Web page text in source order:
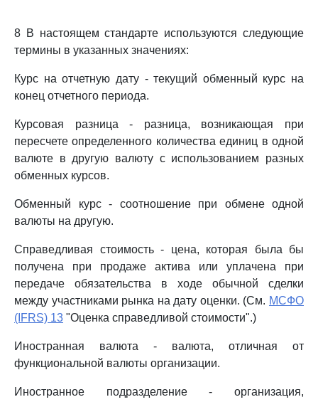
8 В настоящем стандарте используются следующие
термины в указанных значениях:
Курс на отчетную дату - текущий обменный курс на
конец отчетного периода.
Курсовая разница - разница, возникающая при
пересчете определенного количества единиц в одной
валюте в другую валюту с использованием разных
обменных курсов.
Обменный курс - соотношение при обмене одной
валюты на другую.
Справедливая стоимость - цена, которая была бы
получена при продаже актива или уплачена при
передаче обязательства в ходе обычной сделки
между участниками рынка на дату оценки. (См. МСФО
(IFRS) 13 "Оценка справедливой стоимости".)
Иностранная валюта - валюта, отличная от
функциональной валюты организации.
Иностранное подразделение - организация,